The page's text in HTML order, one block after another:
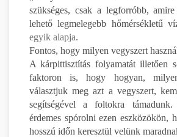
szükséges, csak a legforróbb,
lehető legmelegebb hőmérsékletű
egyik alapja.
Fontos, hogy milyen vegyszert
A kárpittisztítás folyamatát illetően
faktoron is, hogy hogyan,
választjuk meg azt a vegyszert,
segítségével a foltokra
érdemes spórolni ezen eszközökön,
hosszú időn keresztül velünk